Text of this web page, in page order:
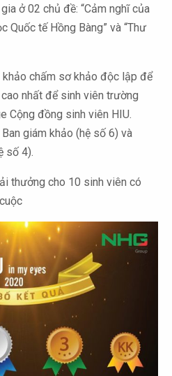
ở 02 chủ đề: “Cảm nghĩ của
Quốc tế Hồng Bàng” và “Thư
chấm sơ khảo độc lập để
nhất để sinh viên trường
Cộng đồng sinh viên HIU.
giám khảo (hệ số 6) và
số 4).
thưởng cho 10 sinh viên có